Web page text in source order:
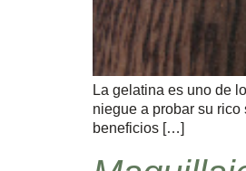
La gelatina es uno de
niegue a probar su
beneficios […]